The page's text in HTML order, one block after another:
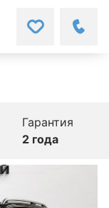
Гарантия
2 года